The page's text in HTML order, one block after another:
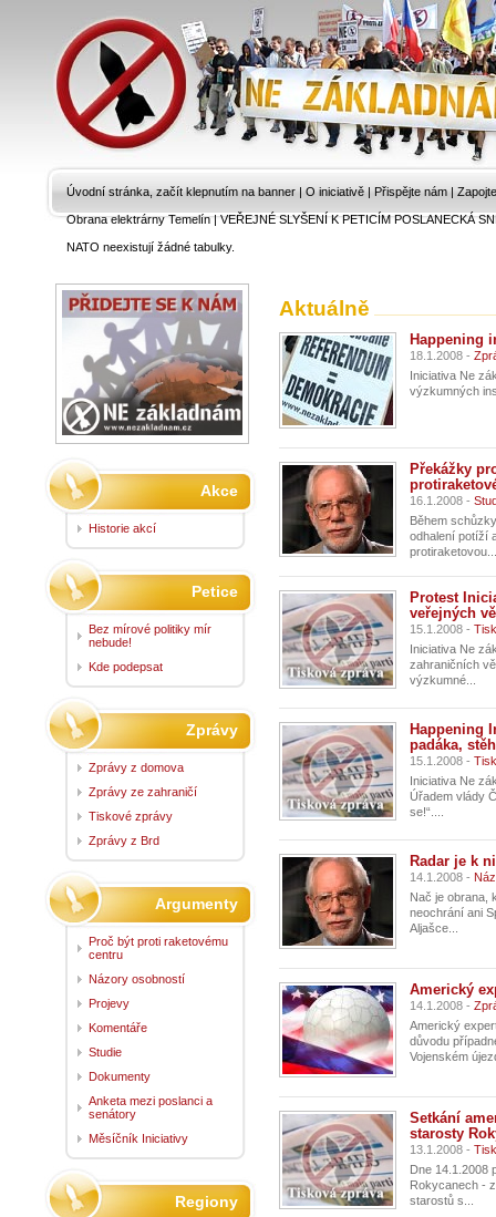
Úvodní stránka, začít klepnutím na banner | O iniciativě | Přispějte nám |
Obrana elektrárny Temelín|VEŘEJNÉ SLYŠENÍ K PETICÍM POSLANECKÁ
NATO neexistují žádné tabulky.
Aktuálně
Happening
18.1.2008 -
Iniciativa Ne
výzkumných
Překážky
16.1.2008 -
Během
odhalení potíží
protiraketovou...
Protest
veřejných
15.1.2008 -
Iniciativa Ne
zahraničních
výzkumné...
Happening
padáka,
15.1.2008 -
Iniciativa Ne
Úřadem vlády
se!“....
Radar je k
14.1.2008 -
Nač je obrana,
neochrání ani
Aljašce...
Americký
14.1.2008 -
Americký
důvodu
Vojenském
Setkání
starosty
13.1.2008 -
Dne 14.1.2008
Rokycanech -
starostů s...
Akce
Historie akcí
Petice
Bez mírové politiky mír
nebude!
Kde podepsat
Zprávy
Zprávy z domova
Zprávy ze zahraničí
Tiskové zprávy
Zprávy z Brd
Argumenty
Proč být proti raketovému
centru
Názory osobností
Projevy
Komentáře
Studie
Dokumenty
Anketa mezi poslanci a
senátory
Měsíčník Iniciativy
Regiony